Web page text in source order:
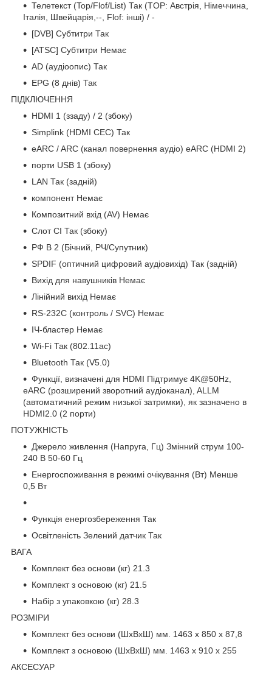
Телетекст (Top/Flof/List) Так (TOP: Австрія, Німеччина,
Італія, Швейцарія,--, Flof: інші) / -
[DVB] Субтитри Так
[ATSC] Субтитри Немає
AD (аудіоопис) Так
EPG (8 днів) Так
ПІДКЛЮЧЕННЯ
HDMI 1 (ззаду) / 2 (збоку)
Simplink (HDMI CEC) Так
eARC / ARC (канал повернення аудіо) eARC (HDMI 2)
порти USB 1 (збоку)
LAN Так (задній)
компонент Немає
Композитний вхід (AV) Немає
Слот CI Так (збоку)
РФ В 2 (Бічний, РЧ/Супутник)
SPDIF (оптичний цифровий аудіовихід) Так (задній)
Вихід для навушників Немає
Лінійний вихід Немає
RS-232C (контроль / SVC) Немає
ІЧ-бластер Немає
Wi-Fi Так (802.11ac)
Bluetooth Так (V5.0)
Функції, визначені для HDMI Підтримує 4K@50Hz,
eARC (розширений зворотний аудіоканал), ALLM
(автоматичний режим низької затримки), як зазначено в
HDMI2.0 (2 порти)
ПОТУЖНІСТЬ
Джерело живлення (Напруга, Гц) Змінний струм 100-
240 В 50-60 Гц
Енергоспоживання в режимі очікування (Вт) Менше
0,5 Вт
Функція енергозбереження Так
Освітленість Зелений датчик Так
ВАГА
Комплект без основи (кг) 21.3
Комплект з основою (кг) 21.5
Набір з упаковкою (кг) 28.3
РОЗМІРИ
Комплект без основи (ШхВхШ) мм. 1463 x 850 x 87,8
Комплект з основою (ШхВхШ) мм. 1463 x 910 x 255
АКСЕСУАР